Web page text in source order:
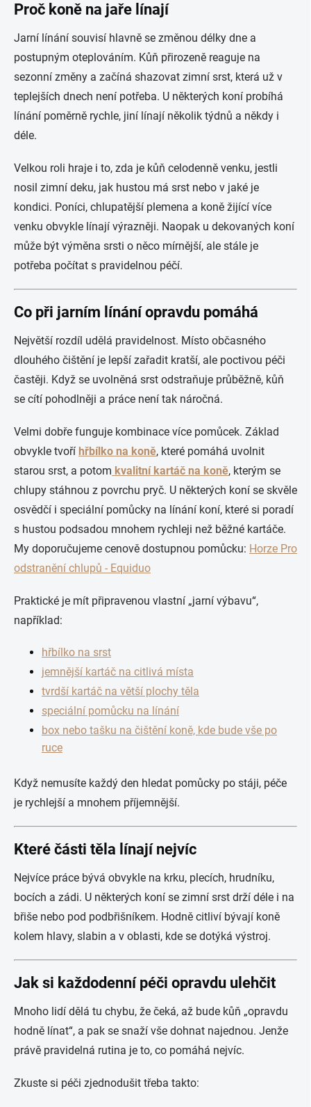
Proč koně na jaře línají
Jarní línání souvisí hlavně se změnou délky dne a
postupným oteplováním. Kůň přirozeně reaguje na
sezonní změny a začíná shazovat zimní srst, která už v
teplejších dnech není potřeba. U některých koní probíhá
línání poměrně rychle, jiní línají několik týdnů a někdy i
déle.
Velkou roli hraje i to, zda je kůň celodenně venku, jestli
nosil zimní deku, jak hustou má srst nebo v jaké je
kondici. Poníci, chlupatější plemena a koně žijící více
venku obvykle línají výrazněji. Naopak u dekovaných koní
může být výměna srsti o něco mírnější, ale stále je
potřeba počítat s pravidelnou péčí.
Co při jarním línání opravdu pomáhá
Největší rozdíl udělá pravidelnost. Místo občasného
dlouhého čištění je lepší zařadit kratší, ale poctivou péči
častěji. Když se uvolněná srst odstraňuje průběžně, kůň
se cítí pohodlněji a práce není tak náročná.
Velmi dobře funguje kombinace více pomůcek. Základ
obvykle tvoří hřbílko na koně, které pomáhá uvolnit
starou srst, a potom kvalitní kartáč na koně, kterým se
chlupy stáhnou z povrchu pryč. U některých koní se skvěle
osvědčí i speciální pomůcky na línání koní, které si poradí
s hustou podsadou mnohem rychleji než běžné kartáče.
My doporučujeme cenově dostupnou pomůcku: Horze Pro
odstranění chlupů - Equiduo
Praktické je mít připravenou vlastní „jarní výbavu“,
například:
hřbílko na srst
jemnější kartáč na citlivá místa
tvrdší kartáč na větší plochy těla
speciální pomůcku na línání
box nebo tašku na čištění koně, kde bude vše po
ruce
Když nemusíte každý den hledat pomůcky po stáji, péče
je rychlejší a mnohem příjemnější.
Které části těla línají nejvíc
Nejvíce práce bývá obvykle na krku, plecích, hrudníku,
bocích a zádi. U některých koní se zimní srst drží déle i na
břiše nebo pod podbřišníkem. Hodně citliví bývají koně
kolem hlavy, slabin a v oblasti, kde se dotýká výstroj.
Jak si každodenní péči opravdu ulehčit
Mnoho lidí dělá tu chybu, že čeká, až bude kůň „opravdu
hodně línat“, a pak se snaží vše dohnat najednou. Jenže
právě pravidelná rutina je to, co pomáhá nejvíc.
Zkuste si péči zjednodušit třeba takto: